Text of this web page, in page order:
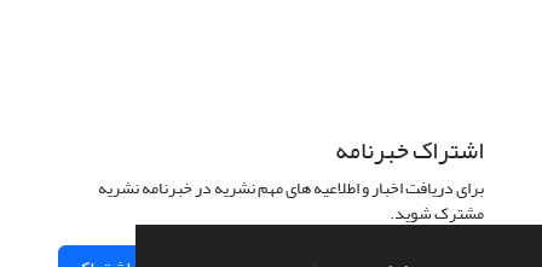
اشتراک خبرنامه
برای دریافت اخبار و اطلاعیه های مهم نشریه در خبرنامه نشریه
مشترک شوید.